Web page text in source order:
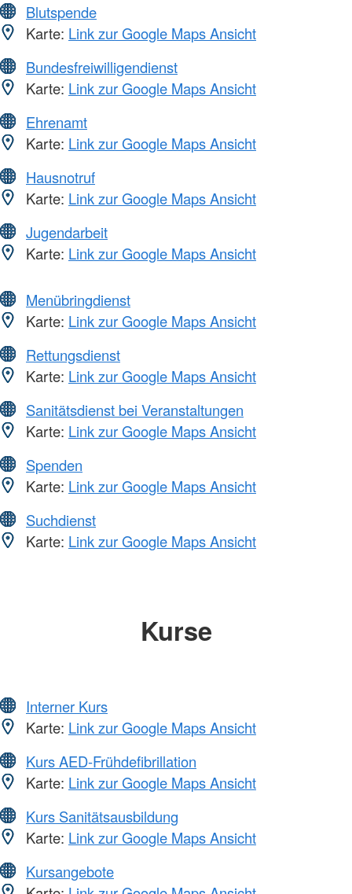
Blutspende
Karte: Link zur Google Maps Ansicht
Bundesfreiwilligendienst
Karte: Link zur Google Maps Ansicht
Ehrenamt
Karte: Link zur Google Maps Ansicht
Hausnotruf
Karte: Link zur Google Maps Ansicht
Jugendarbeit
Karte: Link zur Google Maps Ansicht
Menübringdienst
Karte: Link zur Google Maps Ansicht
Rettungsdienst
Karte: Link zur Google Maps Ansicht
Sanitätsdienst bei Veranstaltungen
Karte: Link zur Google Maps Ansicht
Spenden
Karte: Link zur Google Maps Ansicht
Suchdienst
Karte: Link zur Google Maps Ansicht
Kurse
Interner Kurs
Karte: Link zur Google Maps Ansicht
Kurs AED-Frühdefibrillation
Karte: Link zur Google Maps Ansicht
Kurs Sanitätsausbildung
Karte: Link zur Google Maps Ansicht
Kursangebote